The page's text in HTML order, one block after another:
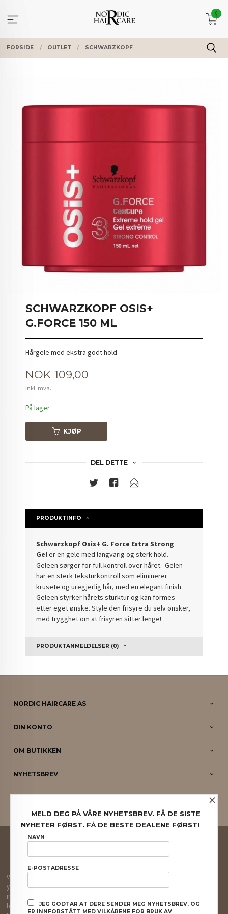
innholdet
0
FORSIDE OUTLET SCHWARZKOPF
SCHWARZKOPF OSIS+
G.FORCE 150 ML
Hårgele med ekstra godt hold
Pris
NOK 109,00
inkl. mva.
På lager
KJØP
DEL DETTE
PRODUKTINFO
Schwarzkopf Osis+ G. Force Extra Strong
Geler en gele med langvarig og sterk hold.
Geleen sørger for full kontroll over håret. Gelen
har en sterk teksturkontroll som eliminerer
krusete og uregjerlig hår, med en elegant finish.
Geleen styrker hårets sturktur og kan formes
etter eget ønske. Style den frisyre du selv ønsker,
med trygghet om at frisyren sitter lenge!
PRODUKTANMELDELSER (0)
NORDIC HAIRCARE AS
DIN KONTO
OM BUTIKKEN
NYHETSBREV
PARTNERE
FRAKT
NYHETSBREV
Vår nettbutikk bruker cookies slik at du får en bedre kjøpsopplevelse og vi kan
yte deg bedre service. Vi bruker cookies hovedsaklig til å lagre
innloggingsdetaljer og huske hva du har puttet i handlekurven din. Fortsett å
bruke siden som normalt om du godtar dette.Les merellerendre innstillinger
×
MELD DEG PÅ VÅRE NYHETSBREV. FÅ DE SISTE
NYHETER FØRST. FÅ DE BESTE DEALENE FØRST!
NAVN
E-POSTADRESSE
JEG GODTAR AT DERE SENDER MEG NYHETSBREV, OG
ER INNFORSTÅTT MED VILKÅRENE FOR BRUK AV